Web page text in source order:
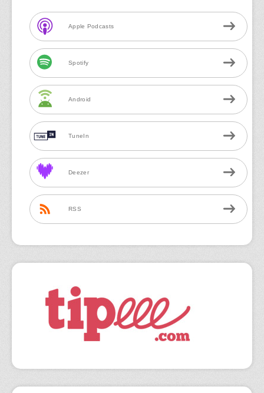
Apple Podcasts
Spotify
Android
TuneIn
Deezer
RSS